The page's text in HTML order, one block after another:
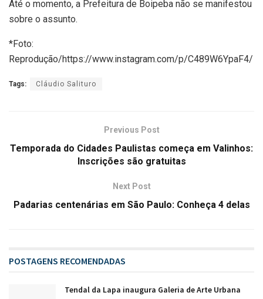
Até o momento, a Prefeitura de Boipeba não se manifestou
sobre o assunto.
*Foto:
Reprodução/https://www.instagram.com/p/C489W6YpaF4/
Tags: Cláudio Salituro
Previous Post
Temporada do Cidades Paulistas começa em Valinhos:
Inscrições são gratuitas
Next Post
Padarias centenárias em São Paulo: Conheça 4 delas
POSTAGENS RECOMENDADAS
Tendal da Lapa inaugura Galeria de Arte Urbana